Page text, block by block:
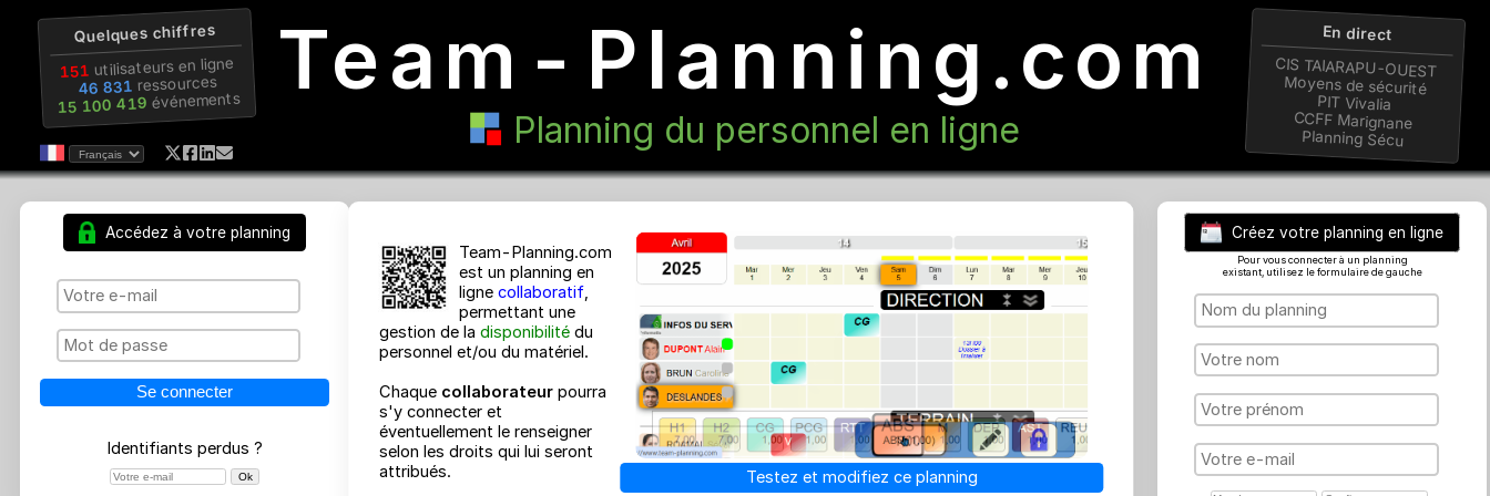
Team-Planning.com
Planning du personnel en ligne
Accédez à votre planning Créez votre
existant, utilisez le
Team-Planning.com
est un planning en
lignecollaboratif,
permettant une
gestion de la du
personnel et/ou du matériel.
Chaquecollaborateur pourra
s'y connecter et
éventuellement le renseigner
CIS
Moyens
PIT
CCFF
Quelques chiffres
151utilisateurs en ligne
46 831ressources
15 100 419événements